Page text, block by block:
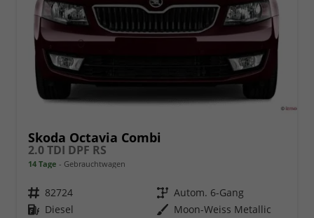
Skoda Octavia Combi
2.0 TDI DPF RS
14 Tage Gebrauchtwagen
Fahrzeugnr. 82724 Getriebe Autom. 6-Gang
Kraftstoff Diesel Außenfarbe Moon-Weiss Metallic